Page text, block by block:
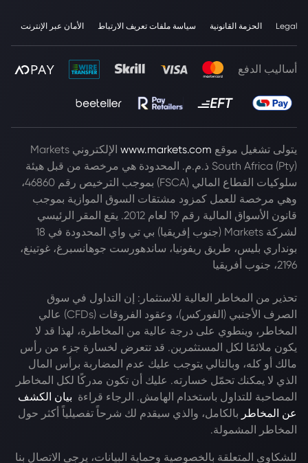
Legal الحزمة القانونية سياسة ملفات تعريف الارتباط الأمان عبر الإنترنت
أساليب الدفع
يتولى تشغيل موقع www.markets.com
الإلكتروني Markets
South Africa (Pty) ذ.م.م. المحدودة هي مرخصة من قبل هيئة
سلوكيات القطاع المالي (FSCA) بموجب الترخيص رقم 46860،
وهي مرخصة للعمل كمزود مشتقات السوق الموازية بموجب
قانون الأسواق المالية رقم 19 لعام 2012. يقع المقر الرئيسي
لشركة Markets (جنوب إفريقيا) بي تي واي المحدودة في 18
بونداري بليس، طريق ريفونيا، ساندهورست جوهانسبرغ، غوتينغ،
2196، جنوب أفريقيا
تحذير من المخاطر العالية للاستثمار: إن التداول في سوق
الصرف الأجنبي (الفوركس)، وعقود الفروقات (CFDs) عالي
المخاطر، وينطوي على درجة عالية من المخاطرة، لهذا قد لا
يكون ملائمًا لكل المستثمرين. قد تتعرض لخسارة جزء من رأس
مالك أو كله، وبالتالي يتوجب عليك عدم المضاربة برأس المال
الذي لا يمكنك تحمّل خسارته. عليك أن تكون مدركًا لكل المخاطر
المصاحبة للتداول باستخدام الهامش. الرجاء قراءة بيان الكشف
عن المخاطر بالكامل، والذي سيقدم لك شرحاً تفصيلياً أكثر حول
المخاطر المشمولة.
للشكاوى المتعلقة بالخصوصية وحماية البيانات، يرجى الاتصال بنا